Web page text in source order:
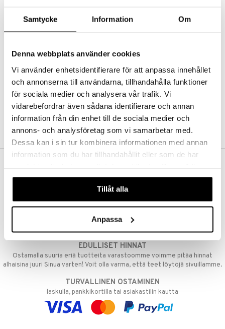
Samtycke Information Om
Denna webbplats använder cookies
Vi använder enhetsidentifierare för att anpassa innehållet
och annonserna till användarna, tillhandahålla funktioner
för sociala medier och analysera vår trafik. Vi
vidarebefordrar även sådana identifierare och annan
information från din enhet till de sociala medier och
annons- och analysföretag som vi samarbetar med.
Dessa kan i sin tur kombinera informationen med annan
information som du har tillhandahållit eller som de har
våra cookies vid fortsatt användande av vår webbplats.
Tillåt alla
Anpassa
Luo uusi asiakas
Hyviä tarjouksia
Kestotilaus
Arvostele tuotteita
Toivelistat
LUO ASIAKAS
Aina maksuton vaihtoehto, huolimatta siitä ostatko yksittäisen
tuotteen tai koko tilauksellesi joka ylittää 50 €.
NOPEAT TOIMITUKSET
Ennen kello 13.00 tehdyt tilaukset lähetetään normaalisti samana
EDULLISET HINNAT
Ostamalla suuria eriä tuotteita varastoomme voimme pitää hinnat
alhaisina juuri Sinua varten! Voit olla varma, että teet löytöjä sivuillamme.
TURVALLINEN OSTAMINEN
laskulla, pankkikortilla tai asiakastilin kautta